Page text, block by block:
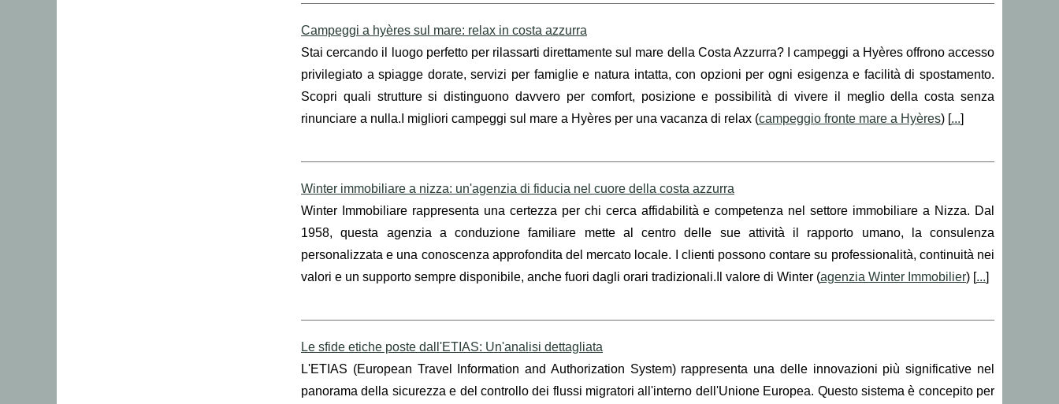
Campeggi a hyères sul mare: relax in costa azzurra
Stai cercando il luogo perfetto per rilassarti direttamente sul mare della Costa Azzurra? I campeggi a Hyères offrono accesso
privilegiato a spiagge dorate, servizi per famiglie e natura intatta, con opzioni per ogni esigenza e facilità di spostamento.
Scopri quali strutture si distinguono davvero per comfort, posizione e possibilità di vivere il meglio della costa senza
rinunciare a nulla.I migliori campeggi sul mare a Hyères per una vacanza di relax (campeggio fronte mare a Hyères) [...]
Winter immobiliare a nizza: un'agenzia di fiducia nel cuore della costa azzurra
Winter Immobiliare rappresenta una certezza per chi cerca affidabilità e competenza nel settore immobiliare a Nizza. Dal
1958, questa agenzia a conduzione familiare mette al centro delle sue attività il rapporto umano, la consulenza
personalizzata e una conoscenza approfondita del mercato locale. I clienti possono contare su professionalità, continuità nei
valori e un supporto sempre disponibile, anche fuori dagli orari tradizionali.Il valore di Winter (agenzia Winter Immobilier) [...]
Le sfide etiche poste dall'ETIAS: Un'analisi dettagliata
L'ETIAS (European Travel Information and Authorization System) rappresenta una delle innovazioni più significative nel
panorama della sicurezza e del controllo dei flussi migratori all'interno dell'Unione Europea. Questo sistema è concepito per